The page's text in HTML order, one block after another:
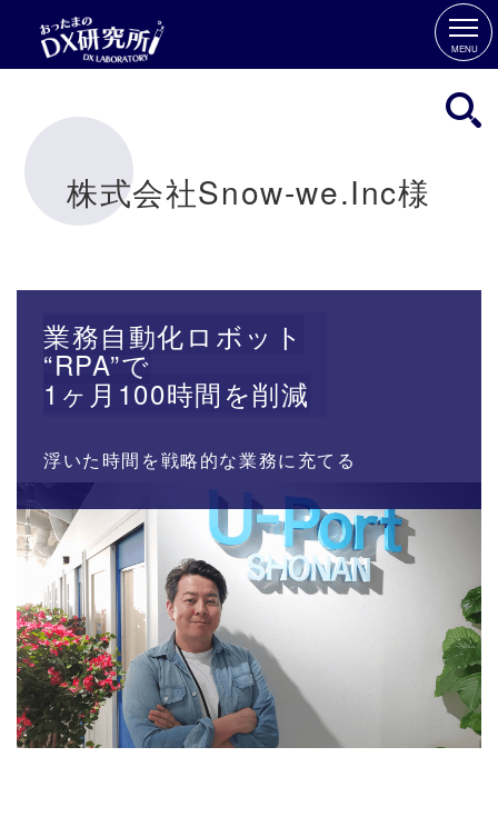
MENU
株式会社Snow-we.Inc様
業務自動化ロボット
“RPA”で
1ヶ月100時間を削減
浮いた時間を戦略的な業務に充てる